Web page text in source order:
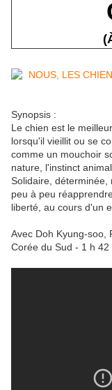
Synopsis :
Le chien est le
lorsqu'il vieillit ou se
comme un mouchoir
nature, l'instinct
Solidaire, déterminée,
peu à peu
liberté, au cours d'un
Avec Doh Kyung-soo,
Corée du Sud - 1 h 42